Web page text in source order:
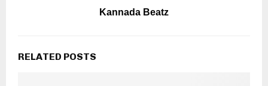
Kannada Beatz
RELATED POSTS